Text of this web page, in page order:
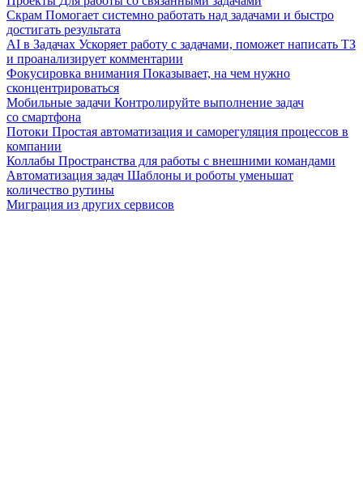
Скрам Помогает системно работать над задачами и быстро
достигать результата
AI в Задачах Ускоряет работу с задачами, поможет написать ТЗ
и проанализирует комментарии
Фокусировка внимания Показывает, на чем нужно
сконцентрироваться
Мобильные задачи Контролируйте выполнение задач
со смартфона
Потоки Простая автоматизация и саморегуляция процессов в
компании
Коллабы Пространства для работы с внешними командами
Автоматизация задач Шаблоны и роботы уменьшат
количество рутины
Миграция из других сервисов